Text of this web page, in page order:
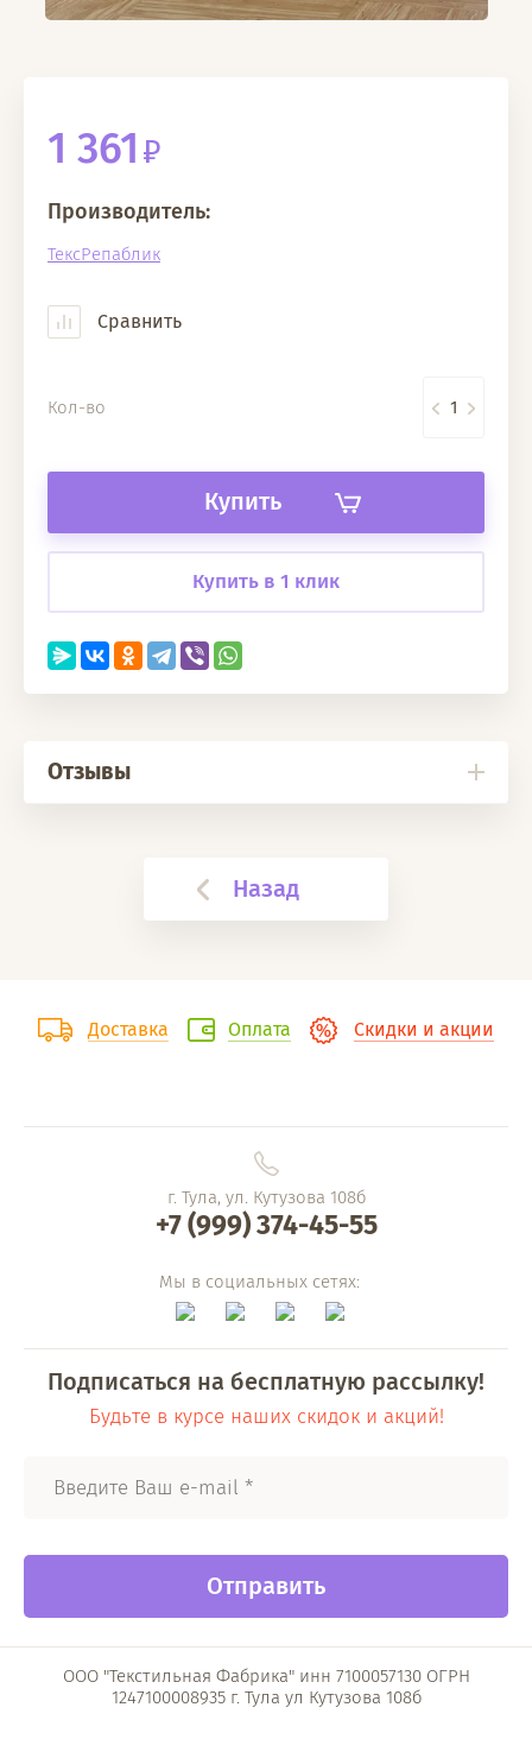
1 361
Производитель:
ТексРепаблик
Сравнить
Кол-во
Купить
Купить в 1 клик
Отзывы
Назад
Доставка Оплата Скидки и акции
г. Тула, ул. Кутузова 108б
+7 (999) 374-45-55
Мы в социальных сетях:
Подписаться на бесплатную рассылку!
Будьте в курсе наших скидок и акций!
Отправить
ООО "Текстильная Фабрика" инн 7100057130 ОГРН
1247100008935 г. Тула ул Кутузова 108б